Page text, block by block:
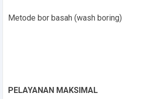
Metode bor basah (wash boring)
PELAYANAN MAKSIMAL